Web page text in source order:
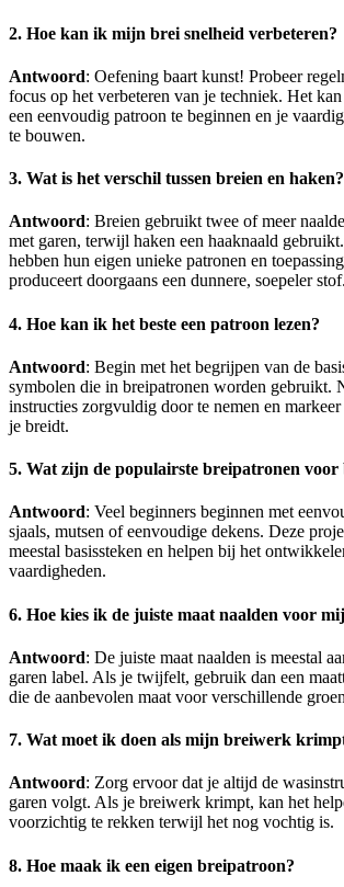
2. Hoe kan ik mijn brei snelheid verbeteren?
Antwoord: Oefening baart kunst! Probeer
focus op het verbeteren van je techniek. Het
een eenvoudig patroon te beginnen en je
te bouwen.
3. Wat is het verschil tussen breien en haken?
Antwoord: Breien gebruikt twee of meer
met garen, terwijl haken een haaknaald
hebben hun eigen unieke patronen en
produceert doorgaans een dunnere, soepeler stof.
4. Hoe kan ik het beste een patroon lezen?
Antwoord: Begin met het begrijpen van de
symbolen die in breipatronen worden gebruikt.
instructies zorgvuldig door te nemen en
je breidt.
5. Wat zijn de populairste breipatronen voor
Antwoord: Veel beginners beginnen met
sjaals, mutsen of eenvoudige dekens. Deze
meestal basissteken en helpen bij het
vaardigheden.
6. Hoe kies ik de juiste maat naalden voor
Antwoord: De juiste maat naalden is meestal
garen label. Als je twijfelt, gebruik dan een
die de aanbevolen maat voor verschillende
7. Wat moet ik doen als mijn breiwerk
Antwoord: Zorg ervoor dat je altijd de
garen volgt. Als je breiwerk krimpt, kan het
voorzichtig te rekken terwijl het nog vochtig is.
8. Hoe maak ik een eigen breipatroon?